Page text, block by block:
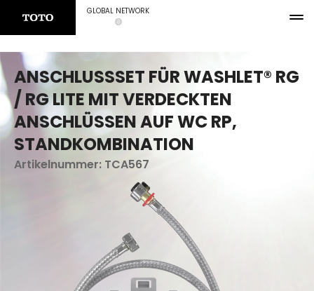
GLOBAL NETWORK
ANSCHLUSSSET FÜR WASHLET® RG
/ RG LITE MIT VERDECKTEN
ANSCHLÜSSEN AUF WC RP,
STANDKOMBINATION
Artikelnummer: TCA567